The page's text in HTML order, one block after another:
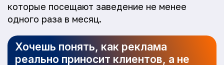
которые посещают заведение не менее
одного раза в месяц.
Хочешь понять, как реклама
реально приносит клиентов, а не